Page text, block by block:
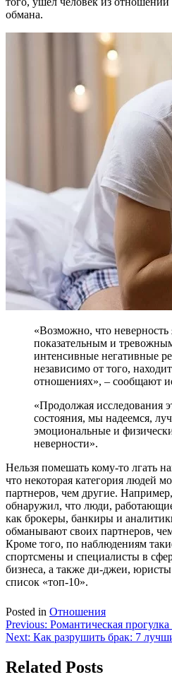
обмана.
«Возможно, что неверность
показательным и
интенсивные негативные
независимо от того,
отношениях», – сообщают
«Продолжая исследования
состояния, мы надеемся,
эмоциональные и
неверности».
Нельзя помешать кому-то лгать
что некоторая категория людей
партнеров, чем другие.
обнаружил, что люди,
как брокеры, банкиры и
обманывают своих партнеров,
Кроме того, по наблюдениям
спортсмены и специалисты в
бизнеса, а также ди-джеи,
список «топ-10».
Posted in Отношения
Навигация
по
записям
Previous: Романтическая
Next: Как разрушить брак: 7
Related Posts